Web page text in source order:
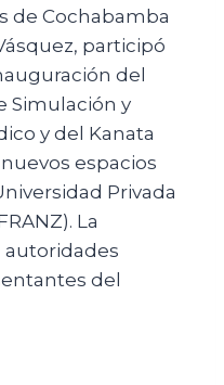
de Cochabamba
participó
del
Simulación y
y del Kanata
espacios
Privada
La
autoridades
del